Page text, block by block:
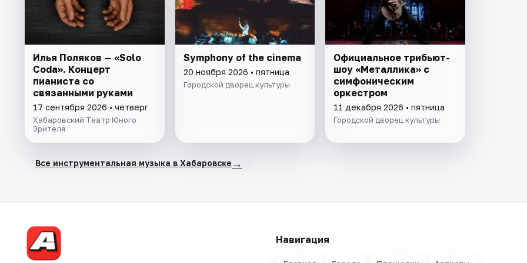
Илья Поляков — «Solo
Coda». Концерт
пианиста со
связанными руками
17 сентября 2026 • четверг
Хабаровский Театр Юного
Зрителя
Symphony of the cinema
20 ноября 2026 • пятница
Городской дворец культуры
Официальное трибьют-
шоу «Металлика» с
симфоническим
оркестром
11 декабря 2026 • пятница
Городской дворец культуры
Все инструментальная музыка в Хабаровске →
Навигация